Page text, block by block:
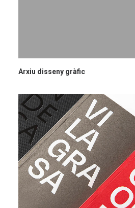
Arxiu disseny gràfic